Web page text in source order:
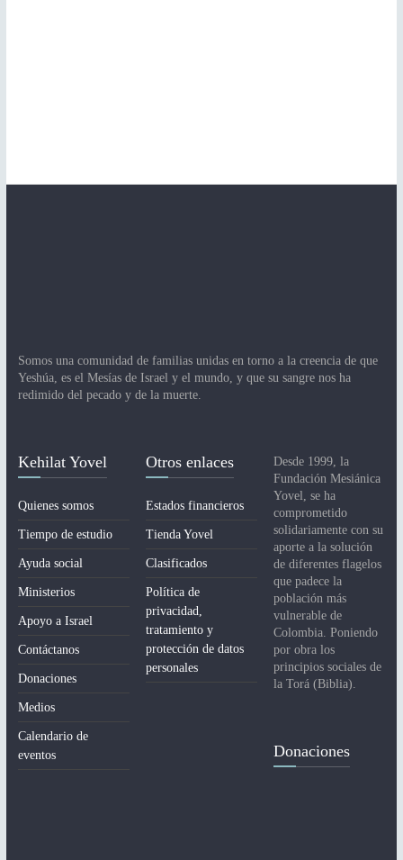
Somos una comunidad de familias unidas en torno a la creencia de que
Yeshúa, es el Mesías de Israel y el mundo, y que su sangre nos ha
redimido del pecado y de la muerte.
Kehilat Yovel
Quienes somos
Tiempo de estudio
Ayuda social
Ministerios
Apoyo a Israel
Contáctanos
Donaciones
Medios
Calendario de
eventos
Otros enlaces
Estados financieros
Tienda Yovel
Clasificados
Política de
privacidad,
tratamiento y
protección de datos
personales
Desde 1999, la
Fundación Mesiánica
Yovel, se ha
comprometido
solidariamente con su
aporte a la solución
de diferentes flagelos
que padece la
población más
vulnerable de
Colombia. Poniendo
por obra los
principios sociales de
la Torá (Biblia).
Donaciones